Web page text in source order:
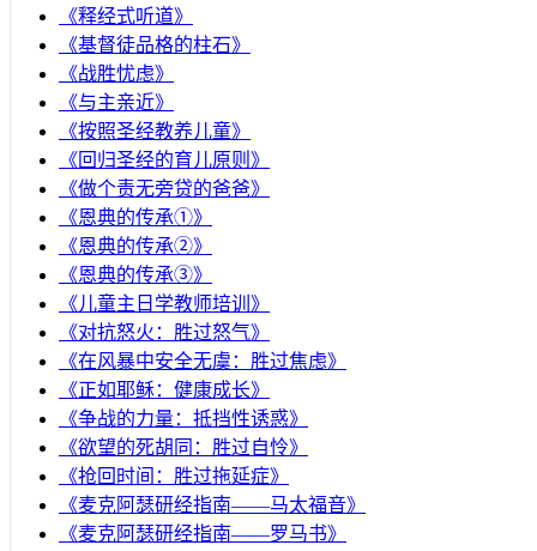
《释经式听道》
《基督徒品格的柱石》
《战胜忧虑》
《与主亲近》
《按照圣经教养儿童》
《回归圣经的育儿原则》
《做个责无旁贷的爸爸》
《恩典的传承①》
《恩典的传承②》
《恩典的传承③》
《儿童主日学教师培训》
《对抗怒火：胜过怒气》
《在风暴中安全无虞：胜过焦虑》
《正如耶稣：健康成长》
《争战的力量：抵挡性诱惑》
《欲望的死胡同：胜过自怜》
《抢回时间：胜过拖延症》
《麦克阿瑟研经指南——马太福音》
《麦克阿瑟研经指南——罗马书》